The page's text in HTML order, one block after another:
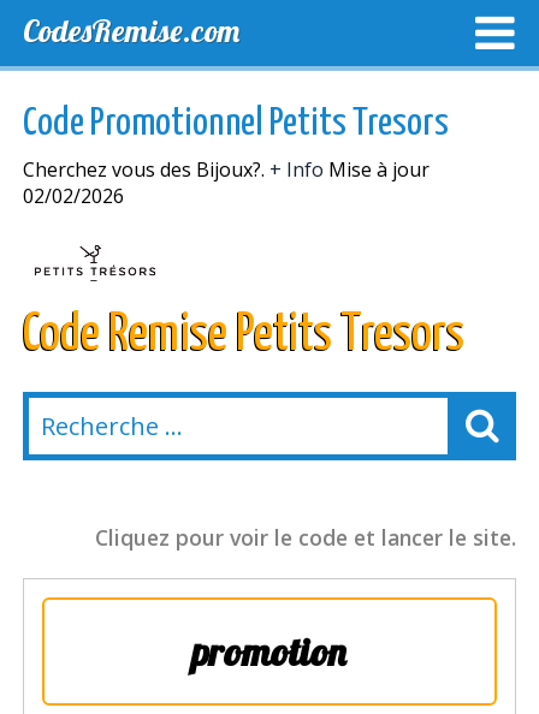
CodesRemise.com
NOUVELLES MAGASINS
Code Promotionnel Petits Tresors
Cherchez vous des Bijoux?. + Info Mise à jour
02/02/2026
Code Remise Petits Tresors
Cliquez pour voir le code et lancer le site.
promotion